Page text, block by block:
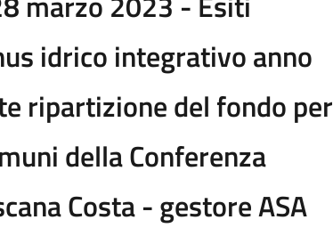
idrico integrativo anno
ripartizione del fondo per
della Conferenza
Costa - gestore ASA